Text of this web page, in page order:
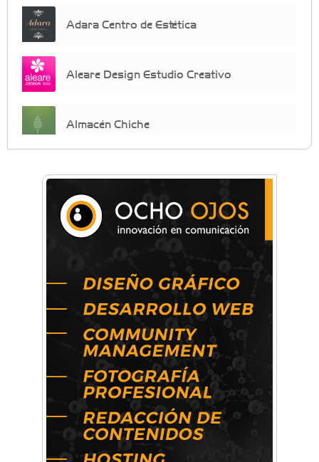
Adara Centro de Estética
Aleare Design Estudio Creativo
Almacén Chiche
crecimiento personal
Arq. Horacio Alejandro Sánchez
Artística ApasionArte
Artística Veral
BAIC Ramos Mejía